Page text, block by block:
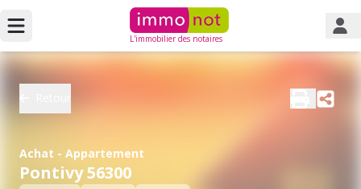
L'immobilier des notaires
Achat - Appartement
Pontivy 56300